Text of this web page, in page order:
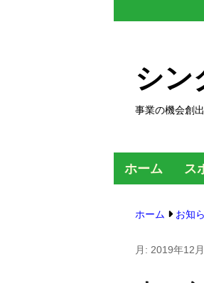
シン
事業の機会創
ホーム ス
ホーム お知
月: 2019年12月